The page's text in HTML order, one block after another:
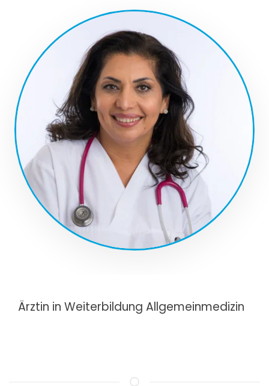
Ärztin in Weiterbildung Allgemeinmedizin